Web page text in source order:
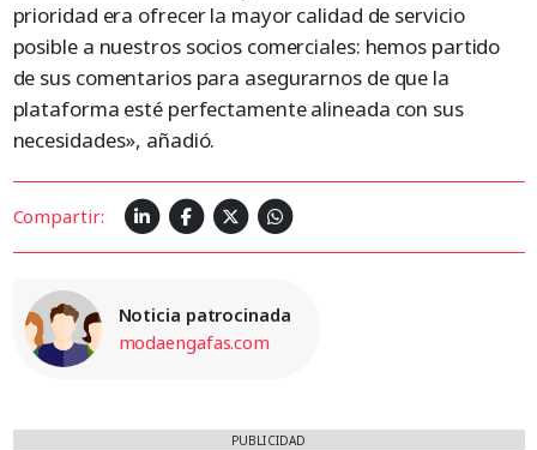
prioridad era ofrecer la mayor calidad de servicio
posible a nuestros socios comerciales: hemos partido
de sus comentarios para asegurarnos de que la
plataforma esté perfectamente alineada con sus
necesidades», añadió.
Compartir:
Noticia patrocinada
modaengafas.com
PUBLICIDAD